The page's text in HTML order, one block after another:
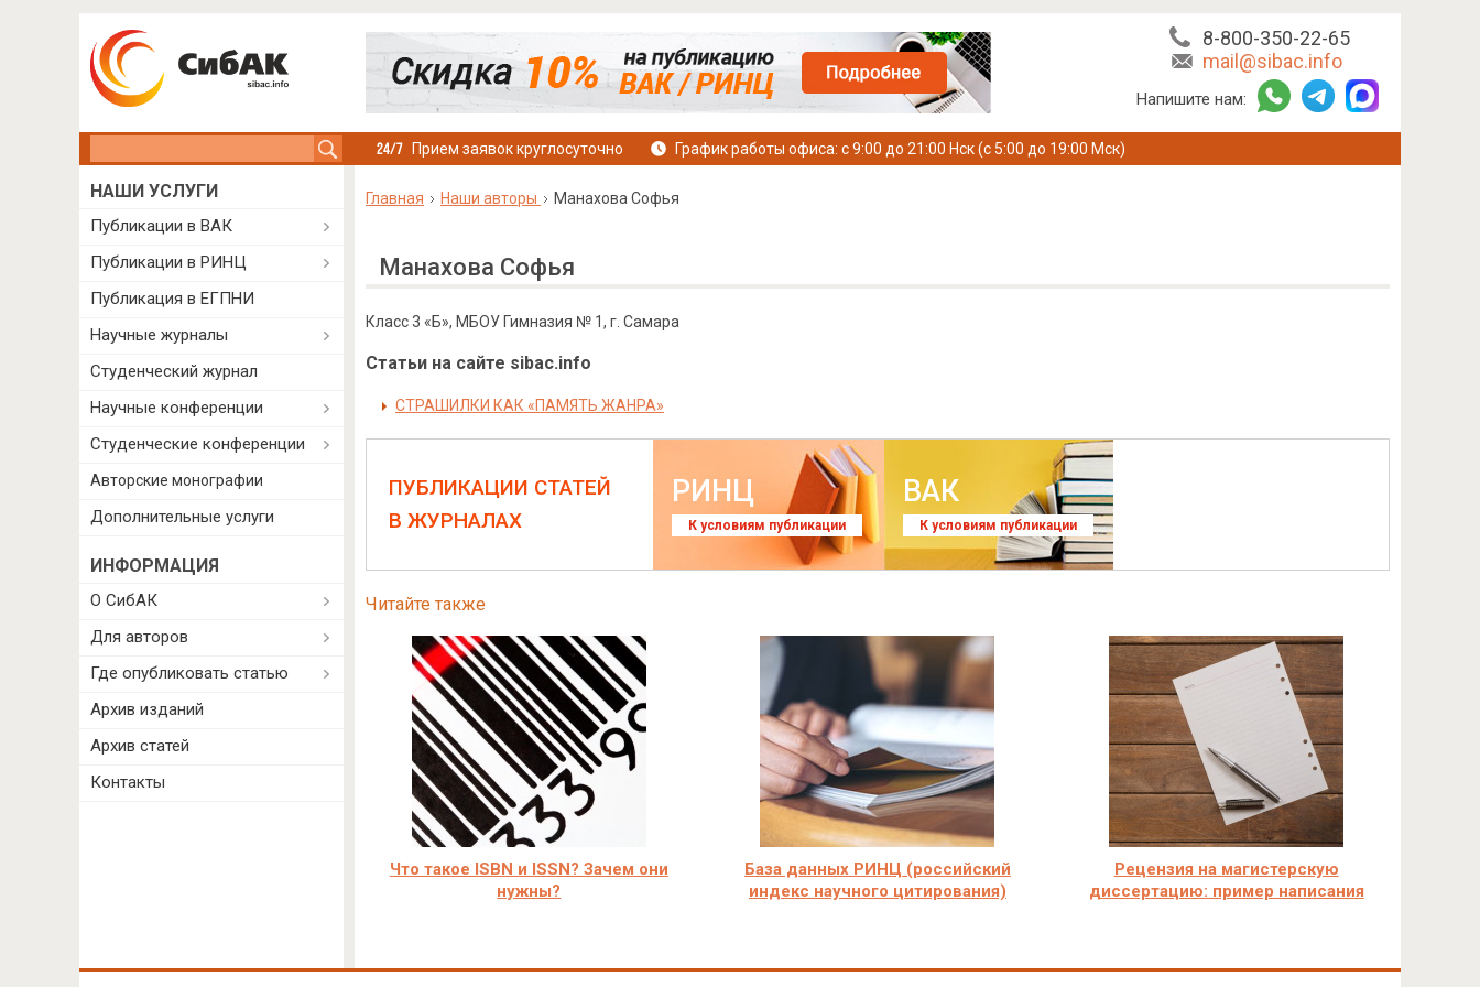
8-800-350-22-65
mail@sibac.info
Напишите нам:
Прием заявок круглосуточно График работы офиса: с 9:00 до 21:00 Нск (с 5:00 до 19:00 Мск)
Главная Наши авторы Манахова Софья
Манахова Софья
Класс 3 «Б», МБОУ Гимназия № 1, г. Самара
Статьи на сайте sibac.info
СТРАШИЛКИ КАК «ПАМЯТЬ ЖАНРА»
ПУБЛИКАЦИИ СТАТЕЙ
В ЖУРНАЛАХ
РИНЦ
К условиям публикации
ВАК
К условиям публикации
Читайте также
Что такое ISBN и ISSN? Зачем они
нужны?
База данных РИНЦ (российский
индекс научного цитирования)
Рецензия на магистерскую
диссертацию: пример написания
НАШИ УСЛУГИ
Публикации в ВАК
Публикации в РИНЦ
Публикация в ЕГПНИ
Научные журналы
Студенческий журнал
Научные конференции
Студенческие конференции
Авторские монографии
Дополнительные услуги
ИНФОРМАЦИЯ
О СибАК
Для авторов
Где опубликовать статью
Архив изданий
Архив статей
Контакты